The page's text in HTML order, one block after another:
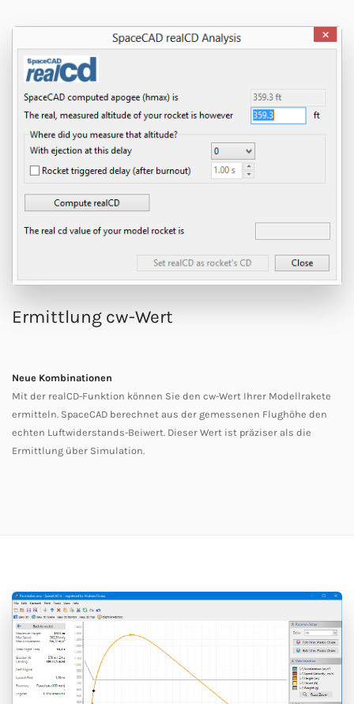
Ermittlung cw-Wert
Neue Kombinationen
Mit der realCD-Funktion können Sie den cw-Wert Ihrer Modellrakete
ermitteln. SpaceCAD berechnet aus der gemessenen Flughöhe den
echten Luftwiderstands-Beiwert. Dieser Wert ist präziser als die
Ermittlung über Simulation.